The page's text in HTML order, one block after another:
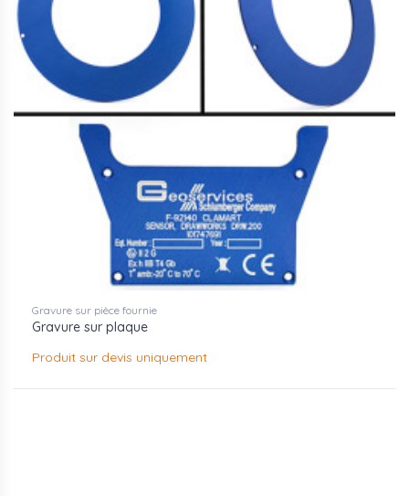
Gravure sur pièce fournie
Gravure sur plaque
Produit sur devis uniquement